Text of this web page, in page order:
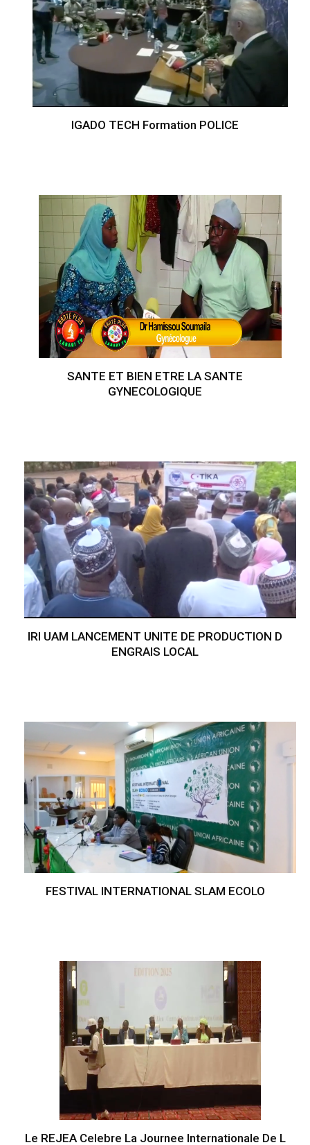
IGADO TECH Formation POLICE
SANTE ET BIEN ETRE LA SANTE
GYNECOLOGIQUE
IRI UAM LANCEMENT UNITE DE PRODUCTION D
ENGRAIS LOCAL
FESTIVAL INTERNATIONAL SLAM ECOLO
Le REJEA Celebre La Journee Internationale De L